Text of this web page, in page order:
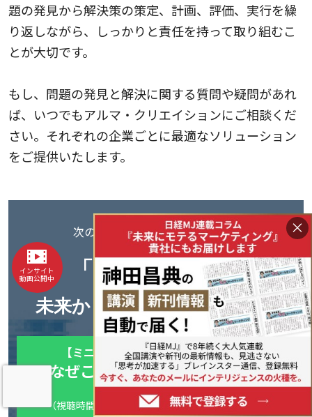
題の発見から解決策の策定、計画、評価、実行を繰
り返しながら、しっかりと責任を持って取り組むこ
とが大切です。
もし、問題の発見と解決に関する質問や疑問があれ
ば、いつでもアルマ・クリエイションにご相談くだ
さい。それぞれの企業ごとに最適なソリューション
をご提供いたします。
インサイト
動画公開中
次の10億、100億を見据えるなら──
「キラーパス」は
未来から逆算して見えてくる
【ミニ講座】フューチャーマッピング
なぜこんなに、うまくいくのか
事例と仕組み
（視聴時間：約15分/音声だけでも理解できます）
×